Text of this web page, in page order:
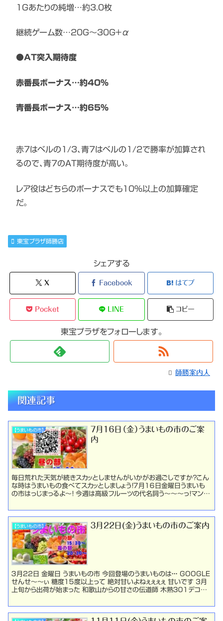
1Gあたりの純増…約3.0枚
継続ゲーム数…20G〜30G＋α
●AT突入期待度
赤番長ボーナス…約40%
青番長ボーナス…約65%
赤7はベルの1/3、青7はベルの1/2で勝率が加算され
るので、青7のAT期待度が高い。
レア役はどちらのボーナスでも10%以上の加算確定
だ。
東宝プラザ師勝店
シェアする
X Facebook はてブ
Pocket LINE コピー
東宝プラザをフォローします。
師勝案内人
関連記事
【うまいもの市】
７月１６日（金）うまいもの市のご案
内
毎日荒れた天気が続きスカッとしませんがいかがお過ごしですか？こん
な時はうまいもの食べてスカッとしましょう！７月１６日金曜日うまいも
の市はっじまっるよ～！ 今週は高級フルーツの代名詞う～～～っ！マンゴ
【うまいもの市】 ３月22日(金)うまいもの市のご案内
３月22日 金曜日 うまいもの市 今回登場のうまいものは・・・ GOOGLE
せんせ～～ぃ 糖度１５度以上って 絶対甘いよねぇぇぇぇ 甘いです 3月
上旬から出荷が始まった 和歌山からの甘さの伝道師 木熟３０１デコポ